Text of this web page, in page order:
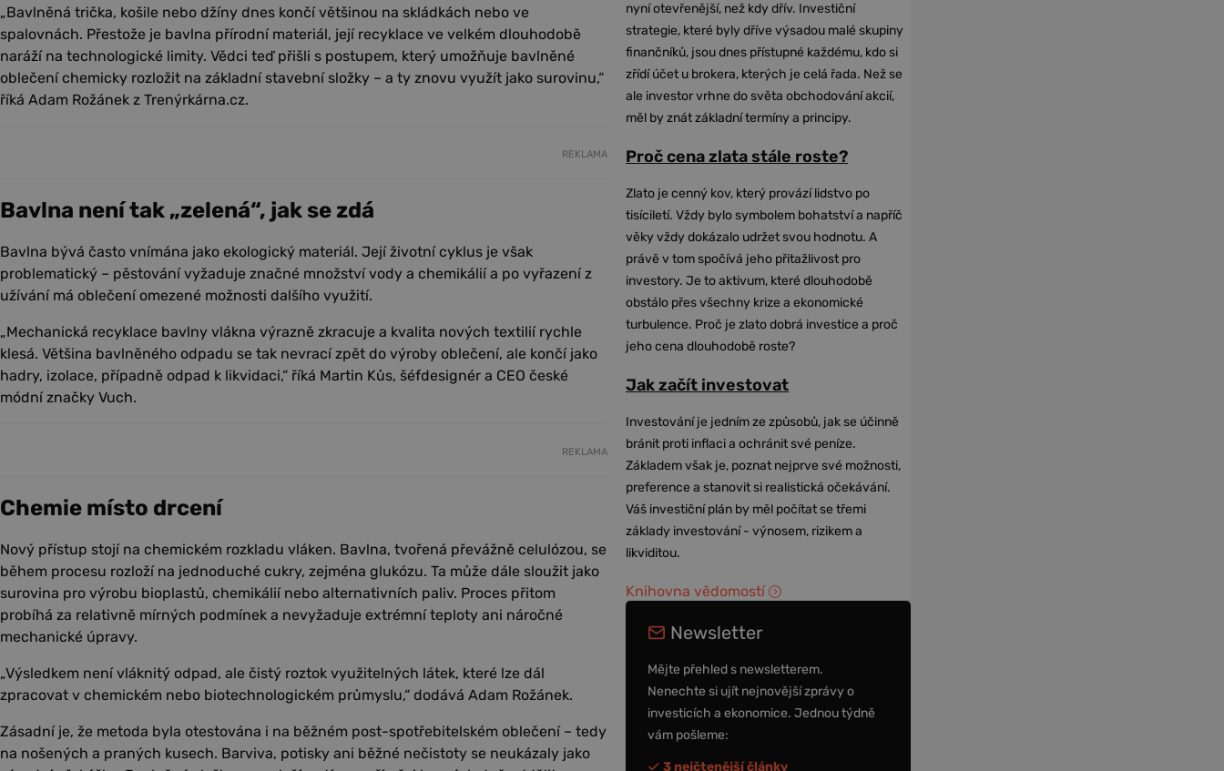
„Bavlněná trička, košile nebo džíny dnes končí většinou na skládkách nebo ve
spalovnách. Přestože je bavlna přírodní materiál, její recyklace ve velkém dlouhodobě
naráží na technologické limity. Vědci teď přišli s postupem, který umožňuje bavlněné
oblečení chemicky rozložit na základní stavební složky – a ty znovu využít jako surovinu,“
říká Adam Rožánek z Trenýrkárna.cz.
REKLAMA
Bavlna není tak „zelená“, jak se zdá
Bavlna bývá často vnímána jako ekologický materiál. Její životní cyklus je však
problematický – pěstování vyžaduje značné množství vody a chemikálií a po vyřazení z
užívání má oblečení omezené možnosti dalšího využití.
„Mechanická recyklace bavlny vlákna výrazně zkracuje a kvalita nových textilií rychle
klesá. Většina bavlněného odpadu se tak nevrací zpět do výroby oblečení, ale končí jako
hadry, izolace, případně odpad k likvidaci,“ říká Martin Kůs, šéfdesignér a CEO české
módní značky Vuch.
REKLAMA
Chemie místo drcení
Nový přístup stojí na chemickém rozkladu vláken. Bavlna, tvořená převážně celulózou, se
během procesu rozloží na jednoduché cukry, zejména glukózu. Ta může dále sloužit jako
surovina pro výrobu bioplastů, chemikálií nebo alternativních paliv. Proces přitom
probíhá za relativně mírných podmínek a nevyžaduje extrémní teploty ani náročné
mechanické úpravy.
„Výsledkem není vláknitý odpad, ale čistý roztok využitelných látek, které lze dál
zpracovat v chemickém nebo biotechnologickém průmyslu,“ dodává Adam Rožánek.
Zásadní je, že metoda byla otestována i na běžném post-spotřebitelském oblečení – tedy
na nošených a praných kusech. Barviva, potisky ani běžné nečistoty se neukázaly jako
nyní otevřenější, než kdy dřív. Investiční
strategie, které byly dříve výsadou malé skupiny
finančníků, jsou dnes přístupné každému, kdo si
zřídí účet u brokera, kterých je celá řada. Než se
ale investor vrhne do světa obchodování akcií,
měl by znát základní termíny a principy.
Proč cena zlata stále roste?
Zlato je cenný kov, který provází lidstvo po
tisíciletí. Vždy bylo symbolem bohatství a napříč
věky vždy dokázalo udržet svou hodnotu. A
právě v tom spočívá jeho přitažlivost pro
investory. Je to aktivum, které dlouhodobě
obstálo přes všechny krize a ekonomické
turbulence. Proč je zlato dobrá investice a proč
jeho cena dlouhodobě roste?
Jak začít investovat
Investování je jedním ze způsobů, jak se účinně
bránit proti inflaci a ochránit své peníze.
Základem však je, poznat nejprve své možnosti,
preference a stanovit si realistická očekávání.
Váš investiční plán by měl počítat se třemi
základy investování - výnosem, rizikem a
likviditou.
Knihovna vědomostí
Newsletter
Mějte přehled s newsletterem.
Nenechte si ujít nejnovější zprávy o
investicích a ekonomice. Jednou týdně
vám pošleme:
3 nejčtenější články